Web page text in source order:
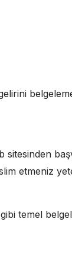
sitesinden
etmeniz
temel